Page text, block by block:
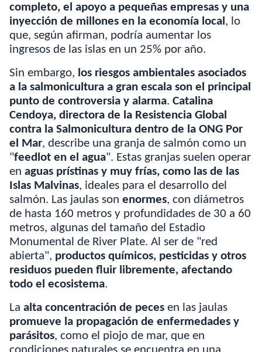
completo, el apoyo a pequeñas empresas y una
inyección de millones en la economía local , lo
que, según afirman, podría aumentar los
ingresos de las islas en un 25% por año.
Sin embargo, los riesgos ambientales asociados
a la salmonicultura a gran escala son el principal
punto de controversia y alarma. Catalina
Cendoya, directora de la Resistencia Global
contra la Salmonicultura dentro de la ONG Por
el Mar, describe una granja de salmón como un
"feedlot en el agua". Estas granjas suelen operar
en aguas prístinas y muy frías, como las de las
Islas Malvinas, ideales para el desarrollo del
salmón. Las jaulas son enormes, con diámetros
de hasta 160 metros y profundidades de 30 a 60
metros, algunas del tamaño del Estadio
Monumental de River Plate. Al ser de "red
abierta", productos químicos, pesticidas y otros
residuos pueden fluir libremente, afectando
todo el ecosistema.
La alta concentración de peces en las jaulas
promueve la propagación de enfermedades y
parásitos, como el piojo de mar, que en